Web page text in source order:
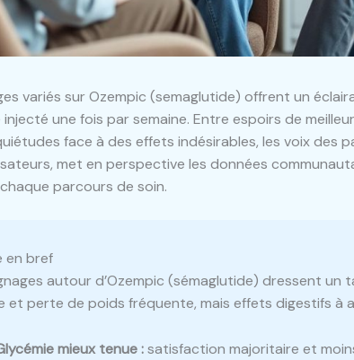
variés sur Ozempic (semaglutide) offrent un
une fois par semaine. Entre espoirs de
face à des effets indésirables, les voix des
met en perspective les données
parcours de soin.
en bref
autour d’Ozempic (sémaglutide) dressent un
et perte de poids fréquente, mais effets digestifs à
mieux tenue :satisfaction majoritaire et